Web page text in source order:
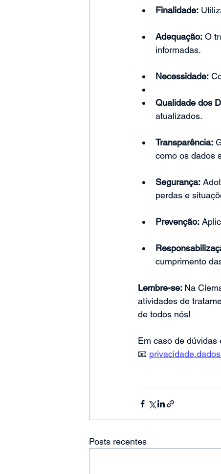
Finalidade:
Adequação: O
informadas.
Necessidade:
Qualidade dos
atualizados.
Transparência:
como os dados
Segurança:
perdas e
Prevenção:
cumprimento
Lembre-se: Na
atividades de
de todos nós!
Em caso de dúvidas
📧
Posts recentes